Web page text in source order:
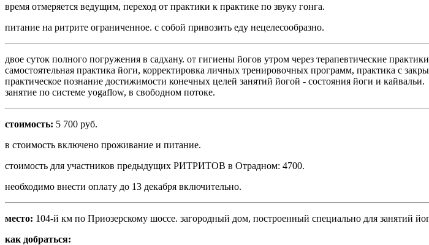
время отмеряется ведущим, переход от практики к практике по звуку гонга.
питание на ритрите ограниченное. с собой привозить еду нецелесообразно.
двое суток полного погружения в садхану. от гигиены йогов утром через терапевтические
самостоятельная практика йоги, корректировка личных тренировочных программ, практика с
практическое познание достижимости конечных целей занятий йогой - состояния йоги и кайвальи.
занятие по системе yogaflow, в свободном потоке.
стоимость: 5 700 руб.
в стоимость включено проживание и питание.
стоимость для участников предыдущих РИТРИТОВ в Отрадном: 4700.
необходимо внести оплату до 13 декабря включительно.
место: 104-й км по Приозерскому шоссе. загородный дом, построенный специально для занятий
как добраться: